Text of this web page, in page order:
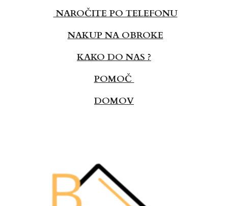
NAROČITE PO TELEFONU
NAKUP NA OBROKE
KAKO DO NAS ?
POMOČ
DOMOV